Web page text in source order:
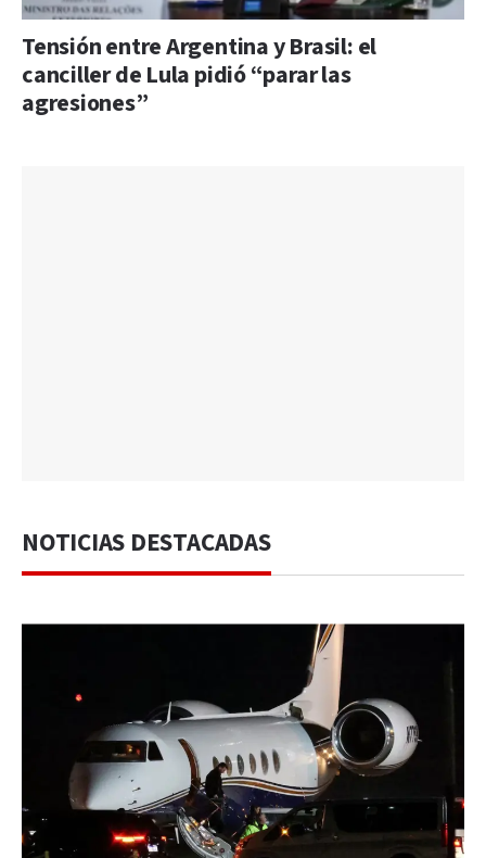
Tensión entre Argentina y Brasil: el
canciller de Lula pidió “parar las
agresiones”
NOTICIAS DESTACADAS